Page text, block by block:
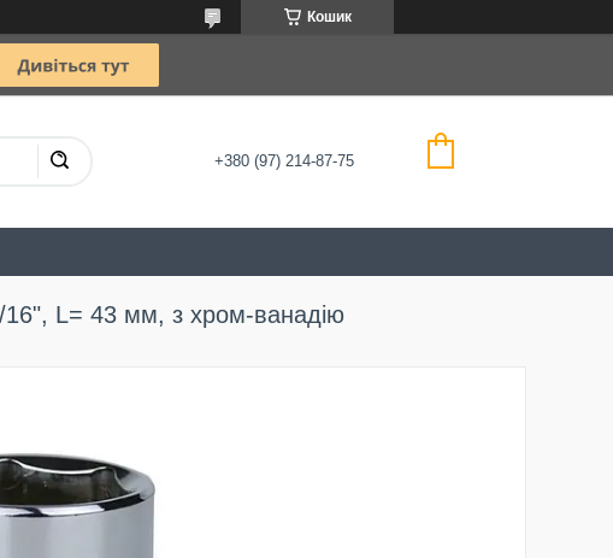
Кошик
+380 (97) 214-87-75
16", L= 43 мм, з хром-ванадію